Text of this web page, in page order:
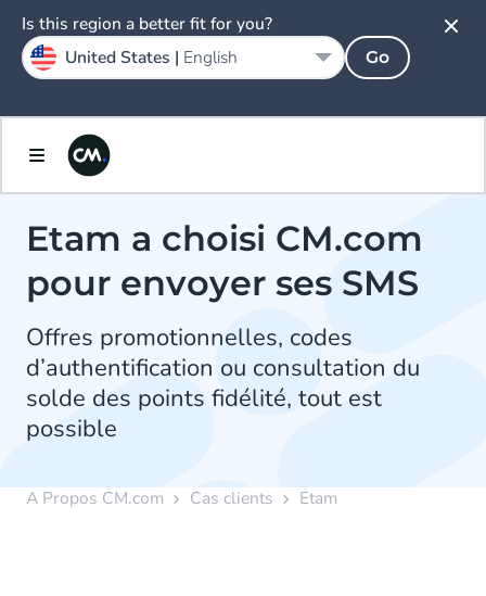
Etam a choisi CM.com
pour envoyer ses SMS
Offres promotionnelles, codes
d’authentification ou consultation du
solde des points fidélité, tout est
possible
A Propos CM.com Cas clients Etam
Is this region a better fit for you?
United States | English Go